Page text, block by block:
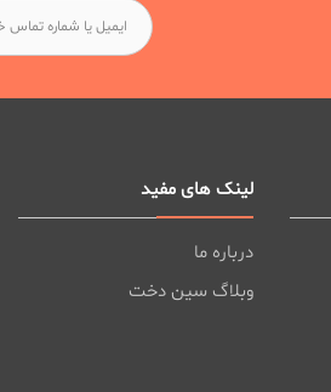
لینک های مفید
درباره ما
وبلاگ سین دخت